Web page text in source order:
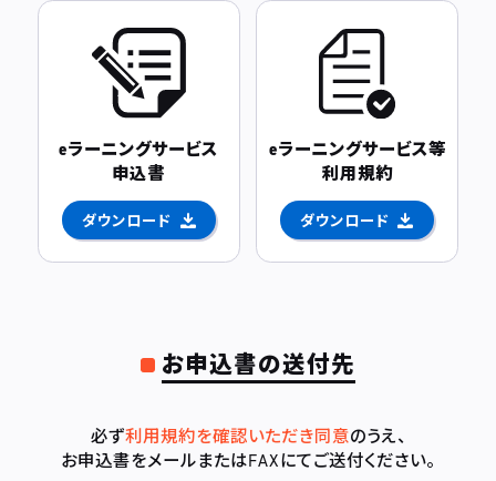
eラーニングサービス
申込書
ダウンロード
eラーニングサービス等
利用規約
ダウンロード
お申込書の送付先
必ず利用規約を確認いただき同意のうえ、
お申込書をメールまたはFAXにてご送付ください。